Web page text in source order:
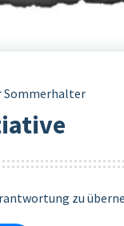
Sommerhalter
zu